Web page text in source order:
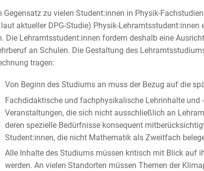
Gegensatz zu vielen Student:innen in Physik-
laut aktueller DPG-Studie) Physik-Lehramtsstudent:innen
Die Lehramtsstudent:innen fordern deshalb eine
an Schulen. Die Gestaltung des
tragen:
Von Beginn des Studiums an muss der Bezug auf die
Fachdidaktische und fachphysikalische Lehrinhalte
Veranstaltungen, die sich nicht ausschließlich an
deren spezielle Bedürfnisse konsequent
Student:innen, die nicht Mathematik als Zweitfach
Alle Inhalte des Studiums müssen kritisch mit Blick auf
werden. An vielen Standorten müssen Themen der